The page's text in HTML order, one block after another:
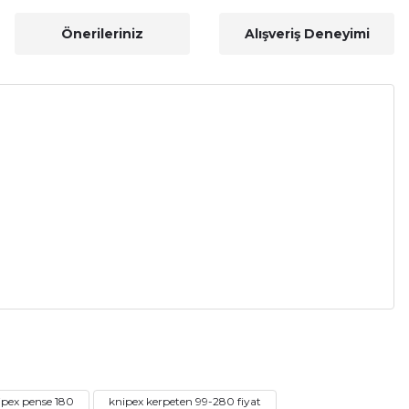
Önerileriniz Alışveriş Deneyimi
pense 180
knipex kerpeten 99-280 fiyat